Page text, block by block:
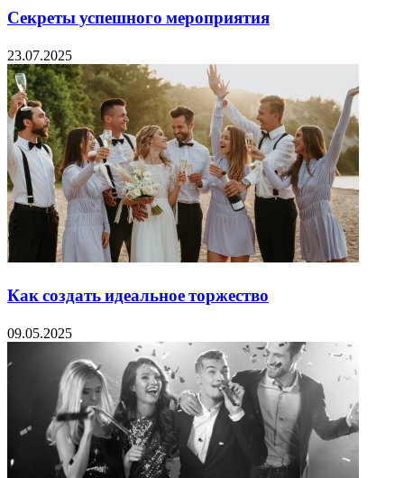
Секреты успешного мероприятия
23.07.2025
Как создать идеальное торжество
09.05.2025